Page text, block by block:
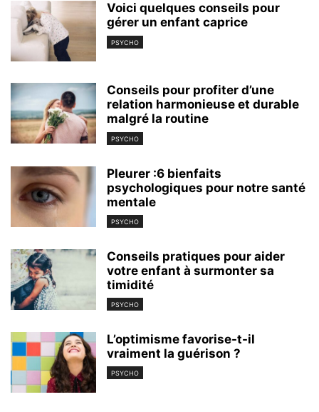
Voici quelques conseils pour
gérer un enfant caprice
PSYCHO
Conseils pour profiter d’une
relation harmonieuse et durable
malgré la routine
PSYCHO
Pleurer :6 bienfaits
psychologiques pour notre santé
mentale
PSYCHO
Conseils pratiques pour aider
votre enfant à surmonter sa
timidité
PSYCHO
L’optimisme favorise-t-il
vraiment la guérison ?
PSYCHO